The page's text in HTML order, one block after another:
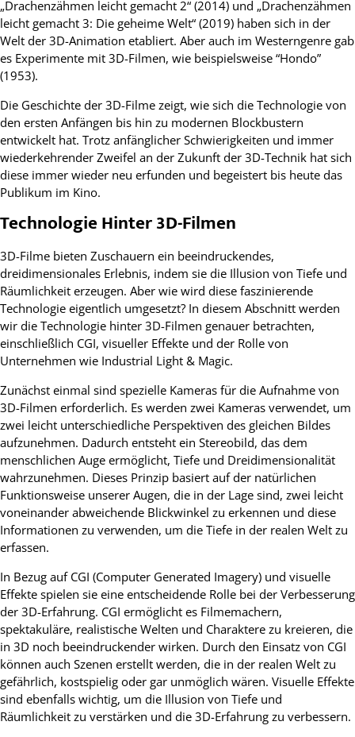
„Drachenzähmen leicht gemacht 2“ (2014) und „Drachenzähmen
leicht gemacht 3: Die geheime Welt“ (2019) haben sich in der
Welt der 3D-Animation etabliert. Aber auch im Westerngenre gab
es Experimente mit 3D-Filmen, wie beispielsweise “Hondo”
(1953).
Die Geschichte der 3D-Filme zeigt, wie sich die Technologie von
den ersten Anfängen bis hin zu modernen Blockbustern
entwickelt hat. Trotz anfänglicher Schwierigkeiten und immer
wiederkehrender Zweifel an der Zukunft der 3D-Technik hat sich
diese immer wieder neu erfunden und begeistert bis heute das
Publikum im Kino.
Technologie Hinter 3D-Filmen
3D-Filme bieten Zuschauern ein beeindruckendes,
dreidimensionales Erlebnis, indem sie die Illusion von Tiefe und
Räumlichkeit erzeugen. Aber wie wird diese faszinierende
Technologie eigentlich umgesetzt? In diesem Abschnitt werden
wir die Technologie hinter 3D-Filmen genauer betrachten,
einschließlich CGI, visueller Effekte und der Rolle von
Unternehmen wie Industrial Light & Magic.
Zunächst einmal sind spezielle Kameras für die Aufnahme von
3D-Filmen erforderlich. Es werden zwei Kameras verwendet, um
zwei leicht unterschiedliche Perspektiven des gleichen Bildes
aufzunehmen. Dadurch entsteht ein Stereobild, das dem
menschlichen Auge ermöglicht, Tiefe und Dreidimensionalität
wahrzunehmen. Dieses Prinzip basiert auf der natürlichen
Funktionsweise unserer Augen, die in der Lage sind, zwei leicht
voneinander abweichende Blickwinkel zu erkennen und diese
Informationen zu verwenden, um die Tiefe in der realen Welt zu
erfassen.
In Bezug auf CGI (Computer Generated Imagery) und visuelle
Effekte spielen sie eine entscheidende Rolle bei der Verbesserung
der 3D-Erfahrung. CGI ermöglicht es Filmemachern,
spektakuläre, realistische Welten und Charaktere zu kreieren, die
in 3D noch beeindruckender wirken. Durch den Einsatz von CGI
können auch Szenen erstellt werden, die in der realen Welt zu
gefährlich, kostspielig oder gar unmöglich wären. Visuelle Effekte
sind ebenfalls wichtig, um die Illusion von Tiefe und
Räumlichkeit zu verstärken und die 3D-Erfahrung zu verbessern.